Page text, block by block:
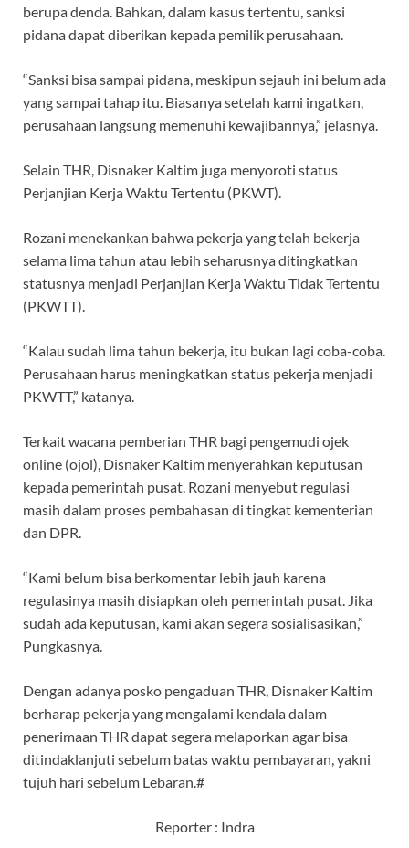
berupa denda. Bahkan, dalam kasus tertentu, sanksi
pidana dapat diberikan kepada pemilik perusahaan.
“Sanksi bisa sampai pidana, meskipun sejauh ini belum ada
yang sampai tahap itu. Biasanya setelah kami ingatkan,
perusahaan langsung memenuhi kewajibannya,” jelasnya.
Selain THR, Disnaker Kaltim juga menyoroti status
Perjanjian Kerja Waktu Tertentu (PKWT).
Rozani menekankan bahwa pekerja yang telah bekerja
selama lima tahun atau lebih seharusnya ditingkatkan
statusnya menjadi Perjanjian Kerja Waktu Tidak Tertentu
(PKWTT).
“Kalau sudah lima tahun bekerja, itu bukan lagi coba-coba.
Perusahaan harus meningkatkan status pekerja menjadi
PKWTT,” katanya.
Terkait wacana pemberian THR bagi pengemudi ojek
online (ojol), Disnaker Kaltim menyerahkan keputusan
kepada pemerintah pusat. Rozani menyebut regulasi
masih dalam proses pembahasan di tingkat kementerian
dan DPR.
“Kami belum bisa berkomentar lebih jauh karena
regulasinya masih disiapkan oleh pemerintah pusat. Jika
sudah ada keputusan, kami akan segera sosialisasikan,”
Pungkasnya.
Dengan adanya posko pengaduan THR, Disnaker Kaltim
berharap pekerja yang mengalami kendala dalam
penerimaan THR dapat segera melaporkan agar bisa
ditindaklanjuti sebelum batas waktu pembayaran, yakni
tujuh hari sebelum Lebaran.#
Reporter : Indra